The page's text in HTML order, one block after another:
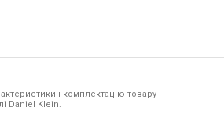
і комплектацію товару
Daniel Klein.